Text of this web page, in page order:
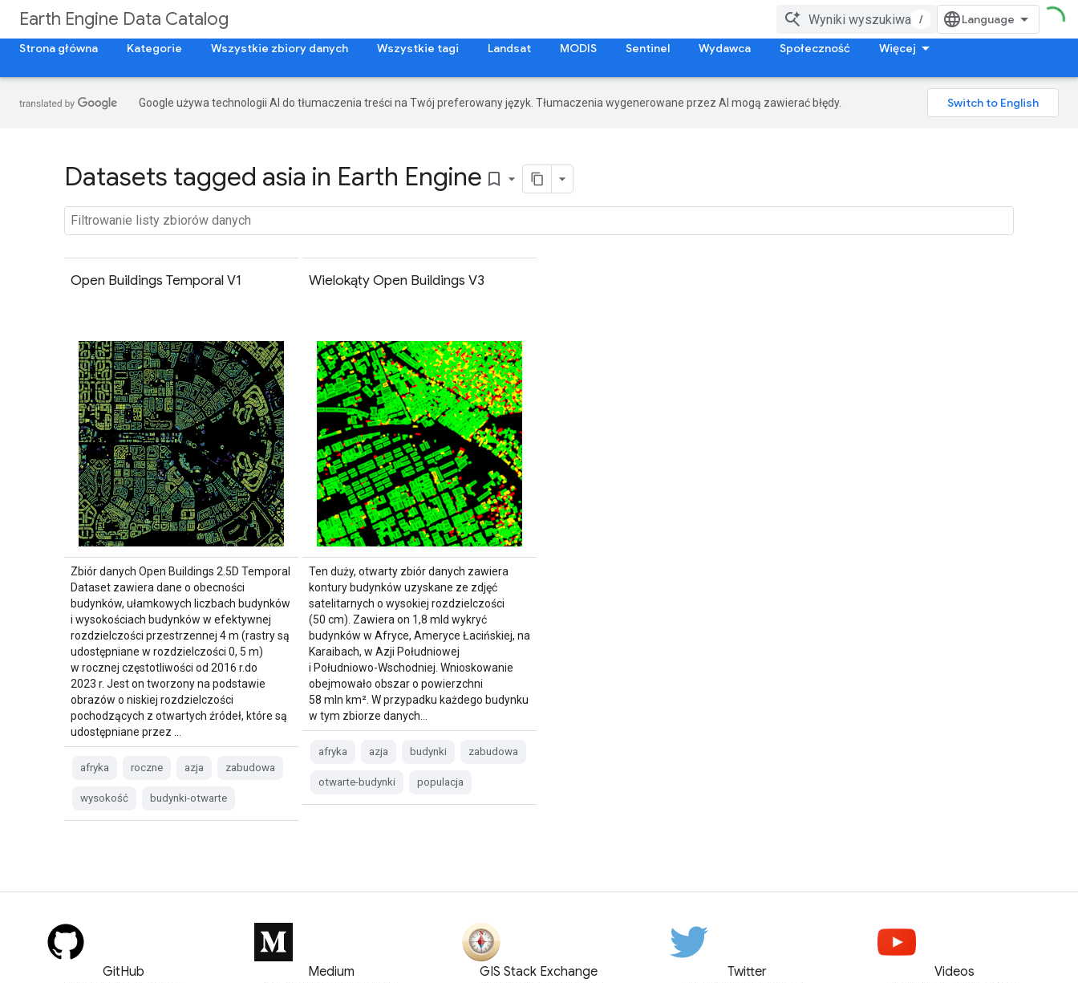
Earth Engine Data Catalog
/
Strona główna
Kategorie Wszystkie zbiory danych Wszystkie tagi Landsat MODIS Sentinel Wydawca Społeczność Więcej
Google używa technologii AI do tłumaczenia treści na Twój preferowany język. Tłumaczenia wygenerowane przez AI mogą zawierać błędy.
Datasets tagged asia in Earth Engine bookmark_border
Open Buildings Temporal V1
Zbiór danych Open Buildings 2.5D Temporal
Dataset zawiera dane o obecności
budynków, ułamkowych liczbach budynków
i wysokościach budynków w efektywnej
rozdzielczości przestrzennej 4 m (rastry są
udostępniane w rozdzielczości 0, 5 m)
w rocznej częstotliwości od 2016 r.do
2023 r. Jest on tworzony na podstawie
obrazów o niskiej rozdzielczości
pochodzących z otwartych źródeł, które są
udostępniane przez …
afryka roczne azja zabudowa
wysokość budynki-otwarte
Wielokąty Open Buildings V3
Ten duży, otwarty zbiór danych zawiera
kontury budynków uzyskane ze zdjęć
satelitarnych o wysokiej rozdzielczości
(50 cm). Zawiera on 1,8 mld wykryć
budynków w Afryce, Ameryce Łacińskiej, na
Karaibach, w Azji Południowej
i Południowo-Wschodniej. Wnioskowanie
obejmowało obszar o powierzchni
58 mln km². W przypadku każdego budynku
w tym zbiorze danych…
afryka azja budynki zabudowa
otwarte-budynki populacja
GitHub Medium GIS Stack Exchange Twitter Videos